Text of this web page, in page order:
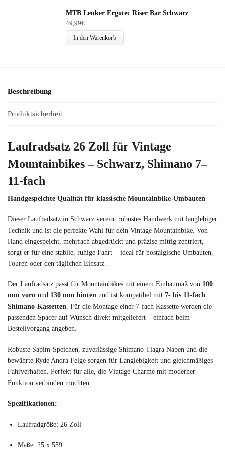
MTB Lenker Ergotec Riser Bar Schwarz
49,99€
In den Warenkorb
Beschreibung
Produktsicherheit
Laufradsatz 26 Zoll für Vintage
Mountainbikes – Schwarz, Shimano 7–
11-fach
Handgespeichte Qualität für klassische Mountainbike-Umbauten
Dieser Laufradsatz in Schwarz vereint robustes Handwerk mit langlebiger
Technik und ist die perfekte Wahl für dein Vintage Mountainbike. Von
Hand eingespeicht, mehrfach abgedrückt und präzise mittig zentriert,
sorgt er für eine stabile, ruhige Fahrt – ideal für nostalgische Umbauten,
Touren oder den täglichen Einsatz.
Der Laufradsatz passt für Mountainbikes mit einem Einbaumaß von 100
mm vorn und 130 mm hinten und ist kompatibel mit 7- bis 11-fach
Shimano-Kassetten. Für die Montage einer 7-fach Kassette werden die
passenden Spacer auf Wunsch direkt mitgeliefert – einfach beim
Bestellvorgang angeben.
Robuste Sapim-Speichen, zuverlässige Shimano Tiagra Naben und die
bewährte Ryde Andra Felge sorgen für Langlebigkeit und gleichmäßiges
Fahrverhalten. Perfekt für alle, die Vintage-Charme mit moderner
Funktion verbinden möchten.
Spezifikationen:
Laufradgröße: 26 Zoll
Maße: 25 x 559